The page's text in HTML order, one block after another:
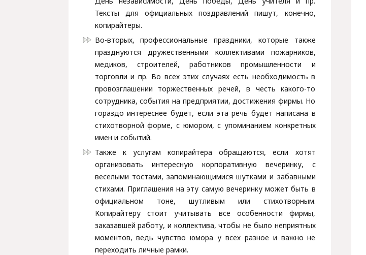
Тексты для официальных поздравлений пишут, конечно,
копирайтеры.
Во-вторых, профессиональные праздники, которые также
празднуются дружественными коллективами пожарников,
медиков, строителей, работников промышленности и
торговли и пр. Во всех этих случаях есть необходимость в
провозглашении торжественных речей, в честь какого-то
сотрудника, события на предприятии, достижения фирмы. Но
гораздо интереснее будет, если эта речь будет написана в
стихотворной форме, с юмором, с упоминанием конкретных
имен и событий.
Также к услугам копирайтера обращаются, если хотят
организовать интересную корпоративную вечеринку, с
веселыми тостами, запоминающимися шутками и забавными
стихами. Приглашения на эту самую вечеринку может быть в
официальном тоне, шутливым или стихотворным.
Копирайтеру стоит учитывать все особенности фирмы,
заказавшей работу, и коллектива, чтобы не было неприятных
моментов, ведь чувство юмора у всех разное и важно не
переходить личные рамки.